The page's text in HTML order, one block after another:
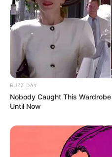
BUZZ DAY
Nobody Caught This
Until Now